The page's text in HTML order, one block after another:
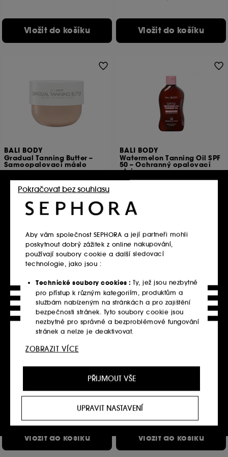
Vložit do košíku Vložit do košíku
BALI BODY
Gradual Tanning Butter –
Samoopalovací máslo
890.00Kč
404.55Kč /100g
Vložit do košíku
BALI BODY
Watermelon Tanning Oil SPF
50 – Ochranný opalovací
olej
5
770.00Kč
Vložit do košíku
BALI BODY
Ochranný opalovací olej
670.00Kč
670.00Kč /100ml
Vložit do košíku
Mousse
Samoopalovací pěna
840.00Kč
420.00Kč
Vložit do košíku
Aby vám společnost SEPHORA a její partneři mohli
poskytnout dobrý zážitek z online nakupování,
používají soubory cookie a další sledovací
technologie, jako jsou :
Technické soubory cookies : Ty, jež jsou nezbytné
pro přístup k různým kategoriím, produktům a
službám nabízeným na stránkách a pro zajištění
bezpečnosti stránek. Tyto soubory cookie jsou
nezbytné pro správné a bezproblémové fungování
stránek a nelze je deaktivovat.
Personalizační soubory cookie :
obsahu, které nejlépe vyhovují vašim preferencím,
a abychom vám poskytli nabídky přizpůsobené
vašemu profilu.
Sociální sítě a reklamní soubory cookie :Používají
se k zobrazení obsahu, který by se vám mohl líbit,
prostřednictvím reklam, a to i na webových
stránkách třetích stran a sociálních sítích, to vše na
PŘIJMOUT VŠE
Pokračovat bez souhlasu
UPRAVIT NASTAVENÍ
ZOBRAZIT VÍCE